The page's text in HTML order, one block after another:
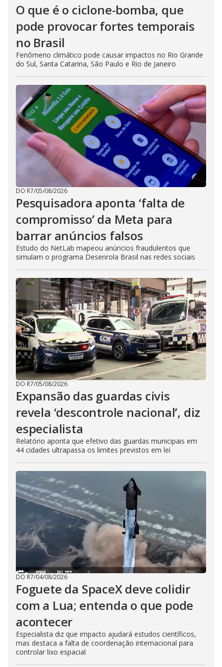
O que é o ciclone-bomba, que
pode provocar fortes temporais
no Brasil
Fenômeno climático pode causar impactos no Rio Grande
do Sul, Santa Catarina, São Paulo e Rio de Janeiro
DO R7/05/08/2026
Pesquisadora aponta ‘falta de
compromisso’ da Meta para
barrar anúncios falsos
Estudo do NetLab mapeou anúncios fraudulentos que
simulam o programa Desenrola Brasil nas redes sociais
DO R7/05/08/2026
Expansão das guardas civis
revela ‘descontrole nacional’, diz
especialista
Relatório aponta que efetivo das guardas municipais em
44 cidades ultrapassa os limites previstos em lei
DO R7/04/08/2026
Foguete da SpaceX deve colidir
com a Lua; entenda o que pode
acontecer
Especialista diz que impacto ajudará estudos científicos,
mas destaca a falta de coordenação internacional para
controlar lixo espacial